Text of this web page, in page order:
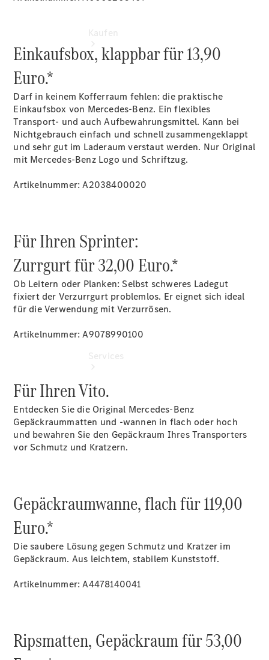
Übersicht
Gebrauchtwagensuche
Junge
Sterne
Digitale
Übersicht
Reifenlabel
Transporter-
Einkaufsbox, klappbar für 13,90
Euro.*
Darf in keinem Kofferraum fehlen: die praktische
Einkaufsbox von Mercedes-Benz. Ein flexibles
Transport- und auch Aufbewahrungsmittel. Kann bei
Nichtgebrauch einfach und schnell zusammengeklappt
und sehr gut im Laderaum verstaut werden. Nur Original
mit Mercedes-Benz Logo und Schriftzug.
Artikelnummer: A2038400020
Für Ihren Sprinter:
Zurrgurt für 32,00 Euro.*
Ob Leitern oder Planken: Selbst schweres Ladegut
fixiert der Verzurrgurt problemlos. Er eignet sich ideal
für die Verwendung mit Verzurrösen.
Artikelnummer: A9078990100
Für Ihren Vito.
Entdecken Sie die Original Mercedes-Benz
Gepäckraummatten und -wannen in flach oder hoch
und bewahren Sie den Gepäckraum Ihres Transporters
vor Schmutz und Kratzern.
Gepäckraumwanne, flach für 119,00
Euro.*
Die saubere Lösung gegen Schmutz und Kratzer im
Gepäckraum. Aus leichtem, stabilem Kunststoff.
Artikelnummer: A4478140041
Ripsmatten, Gepäckraum für 53,00